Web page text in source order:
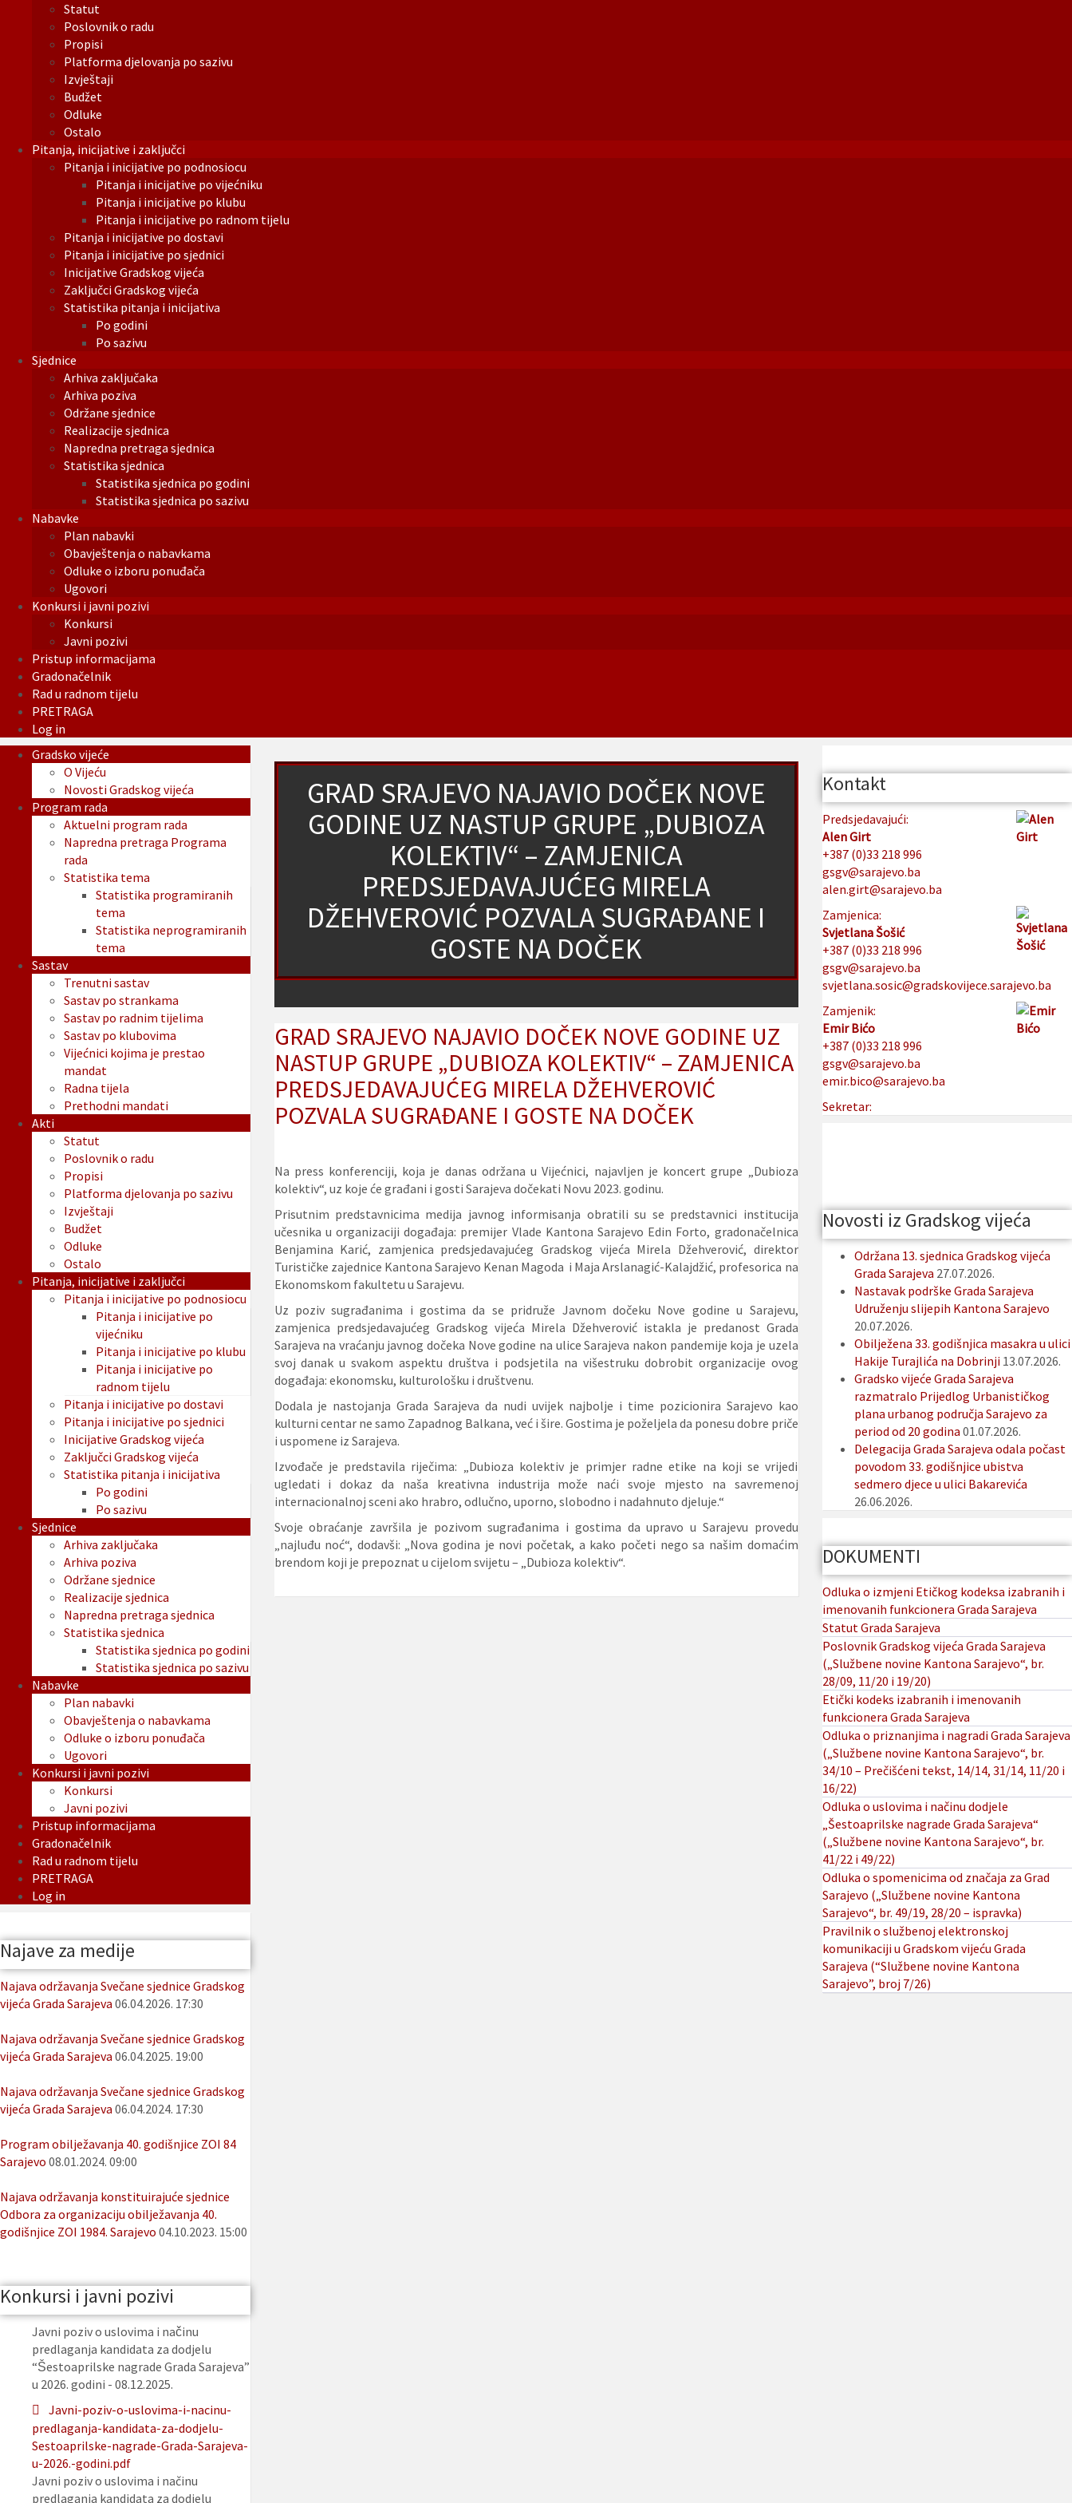
Statut
Poslovnik o radu
Propisi
Platforma djelovanja po sazivu
Izvještaji
Budžet
Odluke
Ostalo
Pitanja, inicijative i zaključci
Pitanja i inicijative po podnosiocu
Pitanja i inicijative po vijećniku
Pitanja i inicijative po klubu
Pitanja i inicijative po radnom tijelu
Pitanja i inicijative po dostavi
Pitanja i inicijative po sjednici
Inicijative Gradskog vijeća
Zaključci Gradskog vijeća
Statistika pitanja i inicijativa
Po godini
Po sazivu
Sjednice
Arhiva zaključaka
Arhiva poziva
Održane sjednice
Realizacije sjednica
Napredna pretraga sjednica
Statistika sjednica
Statistika sjednica po godini
Statistika sjednica po sazivu
Nabavke
Plan nabavki
Obavještenja o nabavkama
Odluke o izboru ponuđača
Ugovori
Konkursi i javni pozivi
Konkursi
Javni pozivi
Pristup informacijama
Gradonačelnik
Rad u radnom tijelu
PRETRAGA
Log in
GRAD SRAJEVO NAJAVIO DOČEK NOVE
GODINE UZ NASTUP GRUPE „DUBIOZA
KOLEKTIV“ – ZAMJENICA
PREDSJEDAVAJUĆEG MIRELA
DŽEHVEROVIĆ POZVALA SUGRAĐANE I
GOSTE NA DOČEK
GRAD SRAJEVO NAJAVIO DOČEK NOVE GODINE UZ
NASTUP GRUPE „DUBIOZA KOLEKTIV“ – ZAMJENICA
PREDSJEDAVAJUĆEG MIRELA DŽEHVEROVIĆ
POZVALA SUGRAĐANE I GOSTE NA DOČEK
Na press konferenciji, koja je danas održana u Vijećnici, najavljen je koncert grupe „Dubioza
kolektiv“, uz koje će građani i gosti Sarajeva dočekati Novu 2023. godinu.
Prisutnim predstavnicima medija javnog informisanja obratili su se predstavnici institucija
učesnika u organizaciji događaja: premijer Vlade Kantona Sarajevo Edin Forto, gradonačelnica
Benjamina Karić, zamjenica predsjedavajućeg Gradskog vijeća Mirela Džehverović, direktor
Turističke zajednice Kantona Sarajevo Kenan Magoda i Maja Arslanagić-Kalajdžić, profesorica na
Ekonomskom fakultetu u Sarajevu.
Uz poziv sugrađanima i gostima da se pridruže Javnom dočeku Nove godine u Sarajevu,
zamjenica predsjedavajućeg Gradskog vijeća Mirela Džehverović istakla je predanost Grada
Sarajeva na vraćanju javnog dočeka Nove godine na ulice Sarajeva nakon pandemije koja je uzela
svoj danak u svakom aspektu društva i podsjetila na višestruku dobrobit organizacije ovog
događaja: ekonomsku, kulturološku i društvenu.
Dodala je nastojanja Grada Sarajeva da nudi uvijek najbolje i time pozicionira Sarajevo kao
kulturni centar ne samo Zapadnog Balkana, već i šire. Gostima je poželjela da ponesu dobre priče
i uspomene iz Sarajeva.
Izvođače je predstavila riječima: „Dubioza kolektiv je primjer radne etike na koji se vrijedi
ugledati i dokaz da naša kreativna industrija može naći svoje mjesto na savremenoj
internacionalnoj sceni ako hrabro, odlučno, uporno, slobodno i nadahnuto djeluje.“
Svoje obraćanje završila je pozivom sugrađanima i gostima da upravo u Sarajevu provedu
„najluđu noć“, dodavši: „Nova godina je novi početak, a kako početi nego sa našim domaćim
brendom koji je prepoznat u cijelom svijetu – „Dubioza kolektiv“.
Gradsko vijeće
O Vijeću
Novosti Gradskog vijeća
Program rada
Aktuelni program rada
Napredna pretraga Programa
rada
Statistika tema
Statistika programiranih
tema
Statistika neprogramiranih
tema
Sastav
Trenutni sastav
Sastav po strankama
Sastav po radnim tijelima
Sastav po klubovima
Vijećnici kojima je prestao
mandat
Radna tijela
Prethodni mandati
Akti
Statut
Poslovnik o radu
Propisi
Platforma djelovanja po sazivu
Izvještaji
Budžet
Odluke
Ostalo
Pitanja, inicijative i zaključci
Pitanja i inicijative po podnosiocu
Pitanja i inicijative po
vijećniku
Pitanja i inicijative po klubu
Pitanja i inicijative po
radnom tijelu
Pitanja i inicijative po dostavi
Pitanja i inicijative po sjednici
Inicijative Gradskog vijeća
Zaključci Gradskog vijeća
Statistika pitanja i inicijativa
Po godini
Po sazivu
Sjednice
Arhiva zaključaka
Arhiva poziva
Održane sjednice
Realizacije sjednica
Napredna pretraga sjednica
Statistika sjednica
Statistika sjednica po godini
Statistika sjednica po sazivu
Nabavke
Plan nabavki
Obavještenja o nabavkama
Odluke o izboru ponuđača
Ugovori
Konkursi i javni pozivi
Konkursi
Javni pozivi
Pristup informacijama
Gradonačelnik
Rad u radnom tijelu
PRETRAGA
Log in
Najave za medije
Najava održavanja Svečane sjednice Gradskog
vijeća Grada Sarajeva 06.04.2026. 17:30
Najava održavanja Svečane sjednice Gradskog
vijeća Grada Sarajeva 06.04.2025. 19:00
Najava održavanja Svečane sjednice Gradskog
vijeća Grada Sarajeva 06.04.2024. 17:30
Program obilježavanja 40. godišnjice ZOI 84
Sarajevo 08.01.2024. 09:00
Najava održavanja konstituirajuće sjednice
Odbora za organizaciju obilježavanja 40.
godišnjice ZOI 1984. Sarajevo 04.10.2023. 15:00
Konkursi i javni pozivi
Javni poziv o uslovima i načinu
predlaganja kandidata za dodjelu
“Šestoaprilske nagrade Grada Sarajeva”
u 2026. godini - 08.12.2025.
Javni-poziv-o-uslovima-i-nacinu-
predlaganja-kandidata-za-dodjelu-
Sestoaprilske-nagrade-Grada-Sarajeva-
u-2026.-godini.pdf
Javni poziv o uslovima i načinu
predlaganja kandidata za dodjelu
Kontakt
Predsjedavajući:
Alen Girt
+387 (0)33 218 996
gsgv@sarajevo.ba
alen.girt@sarajevo.ba
Zamjenica:
Svjetlana Šošić
+387 (0)33 218 996
gsgv@sarajevo.ba
svjetlana.sosic@gradskovijece.sarajevo.ba
Zamjenik:
Emir Bićo
+387 (0)33 218 996
gsgv@sarajevo.ba
emir.bico@sarajevo.ba
Sekretar:
Novosti iz Gradskog vijeća
Održana 13. sjednica Gradskog vijeća
Grada Sarajeva 27.07.2026.
Nastavak podrške Grada Sarajeva
Udruženju slijepih Kantona Sarajevo
20.07.2026.
Obilježena 33. godišnjica masakra u ulici
Hakije Turajlića na Dobrinji 13.07.2026.
Gradsko vijeće Grada Sarajeva
razmatralo Prijedlog Urbanističkog
plana urbanog područja Sarajevo za
period od 20 godina 01.07.2026.
Delegacija Grada Sarajeva odala počast
povodom 33. godišnjice ubistva
sedmero djece u ulici Bakarevića
26.06.2026.
DOKUMENTI
Odluka o izmjeni Etičkog kodeksa izabranih i
imenovanih funkcionera Grada Sarajeva
Statut Grada Sarajeva
Poslovnik Gradskog vijeća Grada Sarajeva
(„Službene novine Kantona Sarajevo“, br.
28/09, 11/20 i 19/20)
Etički kodeks izabranih i imenovanih
funkcionera Grada Sarajeva
Odluka o priznanjima i nagradi Grada Sarajeva
(„Službene novine Kantona Sarajevo“, br.
34/10 – Prečišćeni tekst, 14/14, 31/14, 11/20 i
16/22)
Odluka o uslovima i načinu dodjele
„Šestoaprilske nagrade Grada Sarajeva“
(„Službene novine Kantona Sarajevo“, br.
41/22 i 49/22)
Odluka o spomenicima od značaja za Grad
Sarajevo („Službene novine Kantona
Sarajevo“, br. 49/19, 28/20 – ispravka)
Pravilnik o službenoj elektronskoj
komunikaciji u Gradskom vijeću Grada
Sarajeva (“Službene novine Kantona
Sarajevo”, broj 7/26)